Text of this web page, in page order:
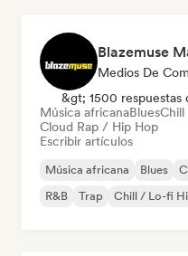
Blazemuse
Medios De
&gt; 1500 respuestas
Música africanaBlues
Cloud Rap / Hip Hop
Escribir artículos
Música africana Blues
R&B
Trap Chill / Lo-fi